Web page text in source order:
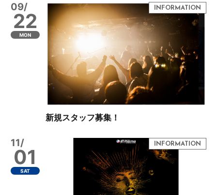
09/
22
MON
新規スタッフ募集！
11/
01
SAT